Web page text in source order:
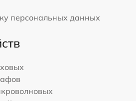
персональных данных